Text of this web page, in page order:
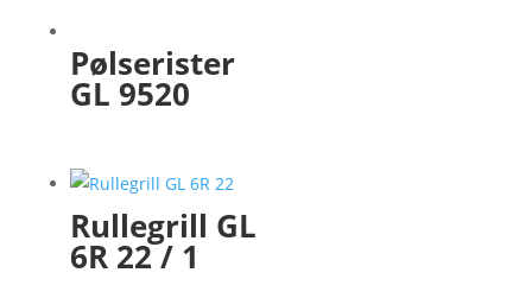
Pølserister
GL 9520
Rullegrill GL
6R 22 / 1